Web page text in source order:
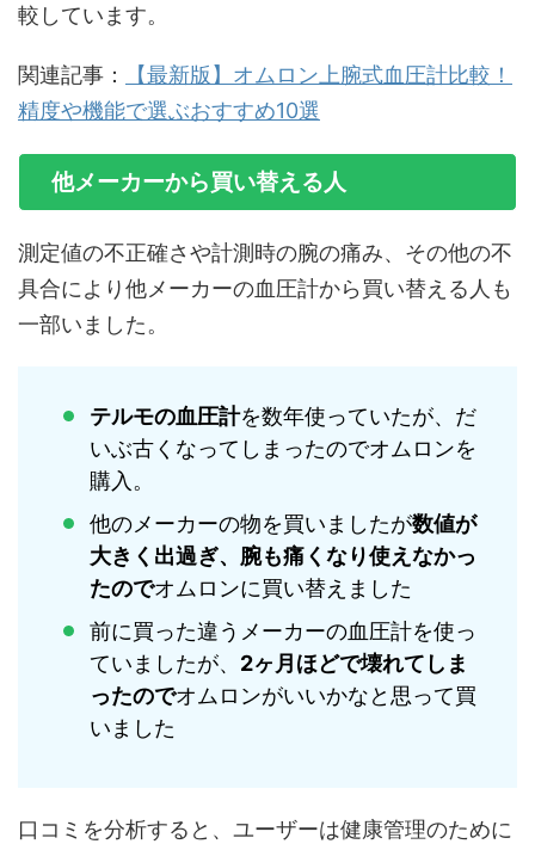
較しています。
関連記事：
【最新版】オムロン上腕式血圧計比較！
精度や機能で選ぶおすすめ10選
他メーカーから買い替える人
測定値の不正確さや計測時の腕の痛み、その他の不
具合により他メーカーの血圧計から買い替える人も
一部いました。
テルモの血圧計を数年使っていたが、だ
いぶ古くなってしまったのでオムロンを
購入。
他のメーカーの物を買いましたが数値が
大きく出過ぎ、腕も痛くなり使えなかっ
たのでオムロンに買い替えました
前に買った違うメーカーの血圧計を使っ
ていましたが、 2ヶ月ほどで壊れてしま
ったのでオムロンがいいかなと思って買
いました
口コミを分析すると、ユーザーは健康管理のために